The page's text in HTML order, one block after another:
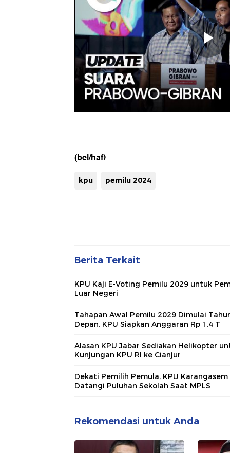
(bel/haf)
kpu pemilu 2024
Berita Terkait
KPU Kaji E-Voting Pemilu 2029 untuk
Luar Negeri
Tahapan Awal Pemilu 2029 Dimulai
Depan, KPU Siapkan Anggaran Rp 1,4 T
Alasan KPU Jabar Sediakan Helikopter
Kunjungan KPU RI ke Cianjur
Dekati Pemilih Pemula, KPU Karangasem
Datangi Puluhan Sekolah Saat MPLS
Rekomendasi untuk Anda